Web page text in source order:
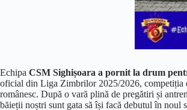
Echipa CSM Sighișoara a pornit la drum
oficial din Liga Zimbrilor 2025/2026, competiția
românesc. După o vară plină de pregătiri și
băieții noștri sunt gata să își facă debutul în noul